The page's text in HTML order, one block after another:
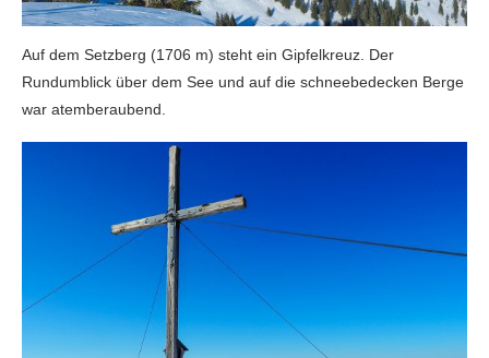
Auf dem Setzberg (1706 m) steht ein Gipfelkreuz. Der
Rundumblick über dem See und auf die schneebedecken Berge
war atemberaubend.